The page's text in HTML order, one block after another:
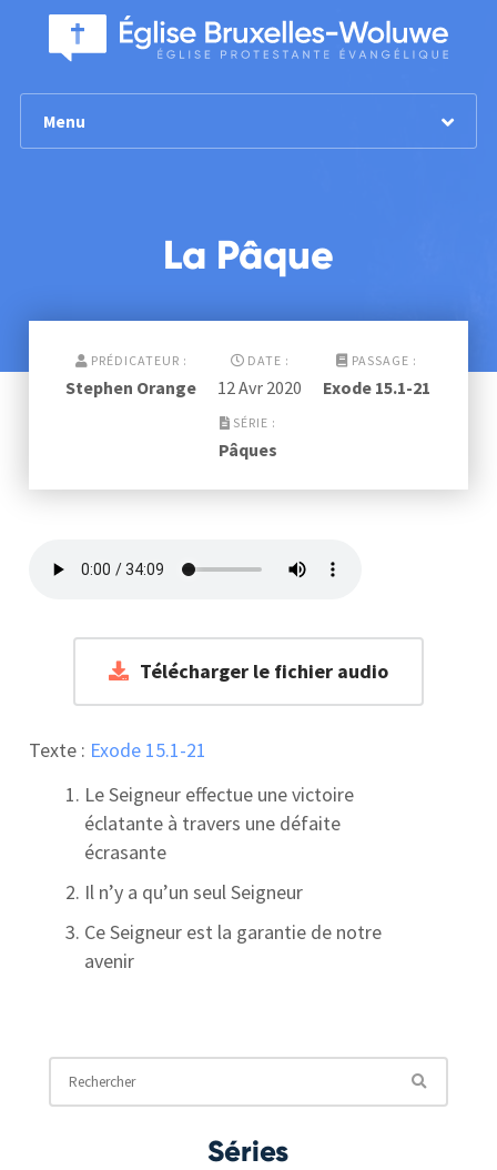
Menu
La Pâque
PRÉDICATEUR :
Stephen Orange
DATE :
12 Avr 2020
PASSAGE :
Exode 15.1-21
SÉRIE :
Pâques
Télécharger le fichier audio
Texte : Exode 15.1-21
Le Seigneur effectue une victoire
éclatante à travers une défaite
écrasante
Il n’y a qu’un seul Seigneur
Ce Seigneur est la garantie de notre
avenir
Séries